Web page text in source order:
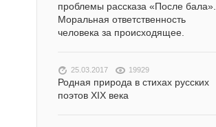
проблемы рассказа «После бала».
Моральная ответственность
человека за происходящее.
25.03.2017 19929
Родная природа в стихах русских
поэтов XIX века